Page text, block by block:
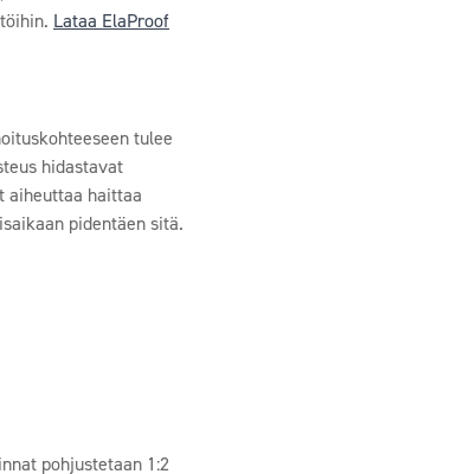
Lataa ElaProof
tulee
hidastavat
aiheuttaa haittaa
pidentäen sitä.
pohjustetaan 1:2